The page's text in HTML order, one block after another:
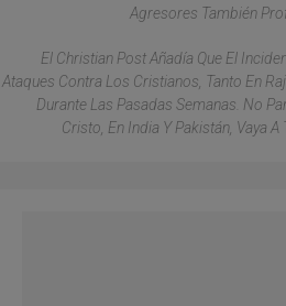
Agresores También
El Christian Post Añadía Que El
Ataques Contra Los Cristianos, Tanto En
Durante Las Pasadas Semanas. No
Cristo, En India Y Pakistán, Vaya A